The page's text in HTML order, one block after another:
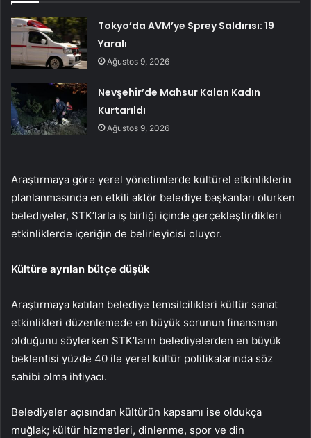
Tokyo’da AVM’ye Sprey Saldırısı: 19
Yaralı
Ağustos 9, 2026
Nevşehir’de Mahsur Kalan Kadın
Kurtarıldı
Ağustos 9, 2026
Araştırmaya göre yerel yönetimlerde kültürel etkinliklerin
planlanmasında en etkili aktör belediye başkanları olurken
belediyeler, STK’larla iş birliği içinde gerçekleştirdikleri
etkinliklerde içeriğin de belirleyicisi oluyor.
Kültüre ayrılan bütçe düşük
Araştırmaya katılan belediye temsilcilikleri kültür sanat
etkinlikleri düzenlemede en büyük sorunun finansman
olduğunu söylerken STK’ların belediyelerden en büyük
beklentisi yüzde 40 ile yerel kültür politikalarında söz
sahibi olma ihtiyacı.
Belediyeler açısından kültürün kapsamı ise oldukça
muğlak; kültür hizmetleri, dinlenme, spor ve din